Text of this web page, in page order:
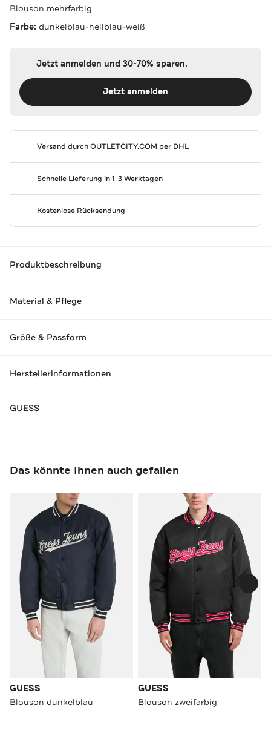
Blouson mehrfarbig
Farbe: dunkelblau-hellblau-weiß
Jetzt anmelden und 30-70% sparen.
Jetzt anmelden
Versand durchOUTLETCITY.COM per DHL
Schnelle Lieferung in 1-3 Werktagen
Kostenlose Rücksendung
Produktbeschreibung
Material & Pflege
Größe & Passform
Herstellerinformationen
GUESS
Das könnte Ihnen auch gefallen
GUESS
Blouson dunkelblau
GUESS
Blouson zweifarbig